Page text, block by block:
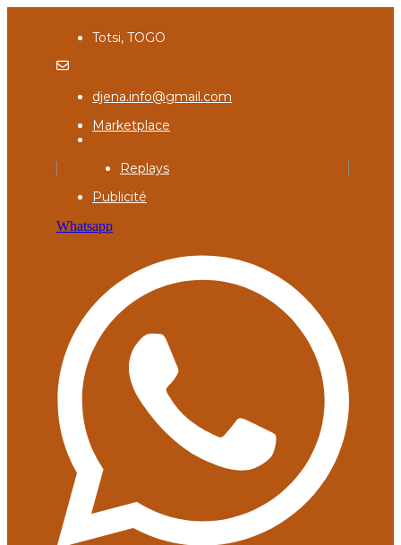
Totsi, TOGO
djena.info@gmail.com
Marketplace
Replays
Publicité
Whatsapp